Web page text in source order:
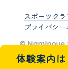
体験案内は
スポーツク
プライバシ
© Naminoue